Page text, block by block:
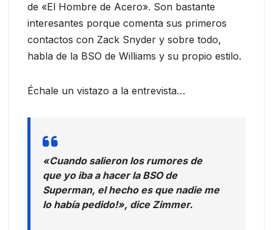
de «El Hombre de Acero». Son bastante
interesantes porque comenta sus primeros
contactos con Zack Snyder y sobre todo,
habla de la BSO de Williams y su propio estilo.
Échale un vistazo a la entrevista…
«Cuando salieron los rumores de
que yo iba a hacer la BSO de
Superman, el hecho es que nadie me
lo había pedido!», dice Zimmer.